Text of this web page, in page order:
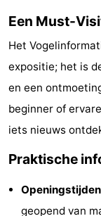
Texel
Kustpark
Texel
-
Sluftervallei
-
Villapark
-
Zien
Een Must-
Het
expositie; het is
en een
beginner of
iets nieuws
Praktische
geopend van